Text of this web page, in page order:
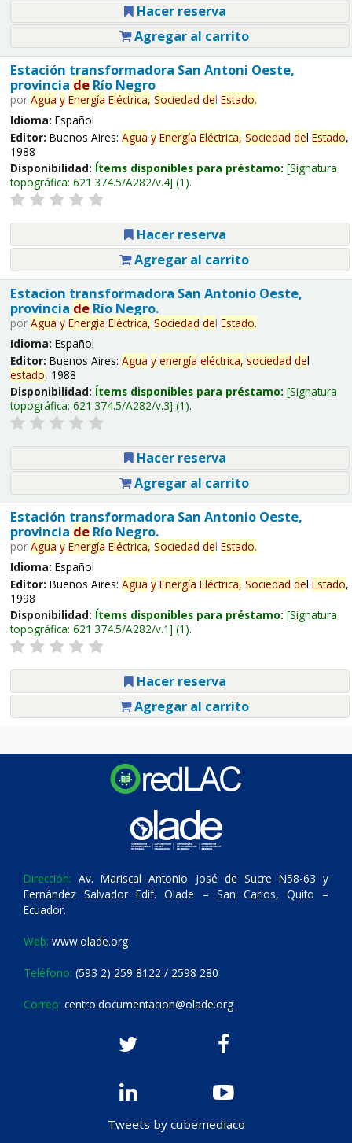
Hacer reserva
Agregar al carrito
Estación transformadora San Antoni Oeste,
provincia deRío Negro
por Agua y Energía Eléctrica, Sociedad del Estado.
Idioma: Español
Editor: Buenos Aires: Agua y Energía Eléctrica, Sociedad del Estado,
1988
Disponibilidad: Ítems disponibles para préstamo: Signatura
topográfica: 621.374.5/A282/v.4 (1).
Hacer reserva
Agregar al carrito
Estacion transformadora San Antonio Oeste,
provincia deRío Negro.
por Agua y Energía Eléctrica, Sociedad del Estado.
Idioma: Español
Editor: Buenos Aires: Agua y energía eléctrica, sociedad del
estado, 1988
Disponibilidad: Ítems disponibles para préstamo: Signatura
topográfica: 621.374.5/A282/v.3 (1).
Hacer reserva
Agregar al carrito
Estación transformadora San Antonio Oeste,
provincia deRío Negro.
por Agua y Energía Eléctrica, Sociedad del Estado.
Idioma: Español
Editor: Buenos Aires: Agua y Energía Eléctrica, Sociedad del Estado,
1998
Disponibilidad: Ítems disponibles para préstamo: Signatura
topográfica: 621.374.5/A282/v.1 (1).
Hacer reserva
Agregar al carrito
Dirección: Av. Mariscal Antonio José de Sucre N58-63 y
Fernández Salvador Edif. Olade – San Carlos, Quito –
Ecuador.
Web: www.olade.org
Teléfono: (593 2) 259 8122 / 2598 280
Correo: centro.documentacion@olade.org
Tweets by cubemediaco